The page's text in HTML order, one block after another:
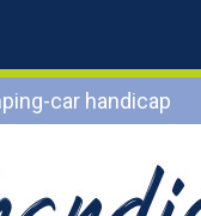
car handicap